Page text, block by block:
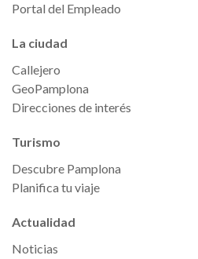
Portal del Empleado
La ciudad
Callejero
GeoPamplona
Direcciones de interés
Turismo
Descubre Pamplona
Planifica tu viaje
Actualidad
Noticias